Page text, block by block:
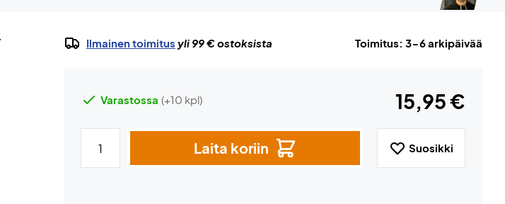
Ilmainen toimitus yli 99 € ostoksista Toimitus: 3-6 arkipäivää
Varastossa (+10 kpl) 15,95 €
Laita koriin Suosikki